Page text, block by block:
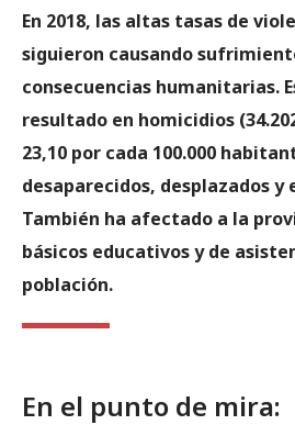
En 2018, las altas tasas de
siguieron causando
consecuencias humanitarias.
resultado en homicidios
23,10 por cada 100.000
desaparecidos, desplazados y
También ha afectado a la
básicos educativos y de
población.
En el punto de mira: